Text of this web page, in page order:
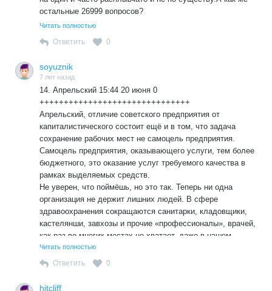
остальные 26999 вопросов?
Читать полностью
Ответить 0
soyuznik
7 лет назад
14. Апрельский 15:44 20 июня 0
+++++++++++++++++++++++++++++++
Апрельский, отличие советского предприятия от
капиталистического состоит ещё и в том, что задача
сохранение рабочих мест не самоцель предприятия.
Самоцель предприятия, оказывающего услуги, тем более
бюджетного, это оказание услуг требуемого качества в
рамках выделяемых средств.
Не уверен, что поймёшь, но это так. Теперь ни одна
организация не держит лишних людей. В сфере
здравоохранения сокращаются санитарки, кладовщики,
кастелянши, завхозы и прочие «профессионалы», врачей,
как раз во многих местах не хватает, даже в нашем
городе, не хотят ехать в маленький город. Это
повсеместная тенденция.
Читать полностью
Ответить 0
hitcliff